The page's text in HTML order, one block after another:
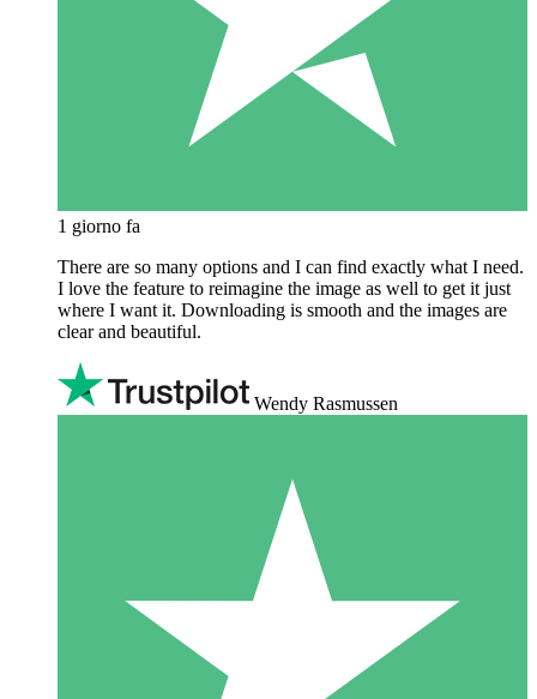
1 giorno fa
There are so many options and I can find exactly what I need.
I love the feature to reimagine the image as well to get it just
where I want it. Downloading is smooth and the images are
clear and beautiful.
Wendy Rasmussen